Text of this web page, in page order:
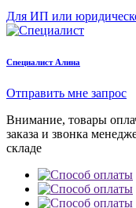
Для ИП или
Cпециалист Алина
Отправить мне запрос
Внимание, товары
заказа и звонка
складе